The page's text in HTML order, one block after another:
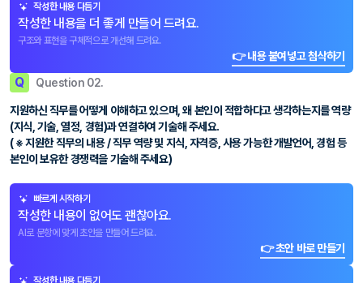
작성한 내용 다듬기
작성한 내용을 더 좋게 만들어 드려요.
구조와 표현을 구체적으로 개선해 드려요.
👉 내용 붙여넣고 첨삭하기
Q Question 02.
지원하신 직무를 어떻게 이해하고 있으며, 왜 본인이 적합하다고 생각하는지를 역량
(지식, 기술, 열정, 경험)과 연결하여 기술해 주세요.
( ※ 지원한 직무의 내용 / 직무 역량 및 지식, 자격증, 사용 가능한 개발언어, 경험 등
본인이 보유한 경쟁력을 기술해 주세요)
빠르게 시작하기
작성한 내용이 없어도 괜찮아요.
AI로 문항에 맞게 초안을 만들어 드려요.
👉 초안 바로 만들기
작성한 내용 다듬기